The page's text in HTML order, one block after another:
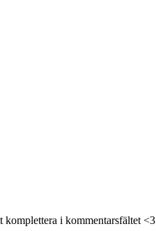
i kommentarsfältet <3